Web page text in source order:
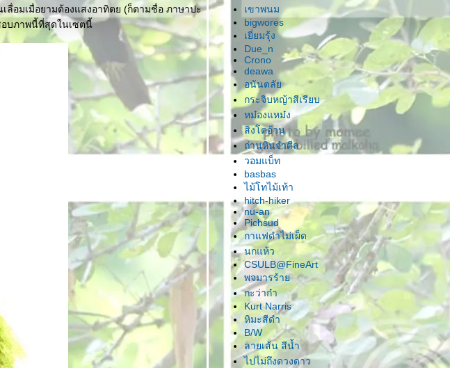
อมเมื่อยามต้องแสงอาทิตย (ก็ตามชื่อ ภาษาปะ
อบภาพนี้ที่สุดในเซตนี้
เขาพนม
bigwores
เยี่ยมรุ้ง
Due_n
Crono
deawa
อนันตลั
กระจิบหญ้าสีเรียบ
หม๋องแหม๋ง
สิงโตอ้วน
ถ่านหินจำศีล
วอมแบ็ท
basbas
ไม้โทไม้เท้า
hitch-hiker
nu-an
Pichsud
กาแฟดำไม่เผ็ด
นกแห้ว
CSULB@FineArt
พจมารร้า
กะว่าก๋า
Kurt Narris
หิมะสีดำ
B/W
ลายเส้น สีน้ำ
ไปไม่ถึงดวงดาว